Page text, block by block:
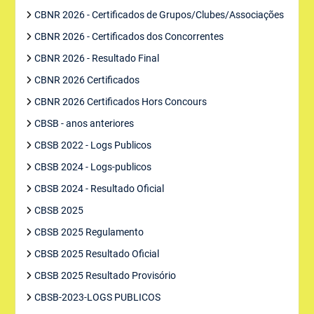
CBNR 2026 - Certificados de Grupos/Clubes/Associações
CBNR 2026 - Certificados dos Concorrentes
CBNR 2026 - Resultado Final
CBNR 2026 Certificados
CBNR 2026 Certificados Hors Concours
CBSB - anos anteriores
CBSB 2022 - Logs Publicos
CBSB 2024 - Logs-publicos
CBSB 2024 - Resultado Oficial
CBSB 2025
CBSB 2025 Regulamento
CBSB 2025 Resultado Oficial
CBSB 2025 Resultado Provisório
CBSB-2023-LOGS PUBLICOS